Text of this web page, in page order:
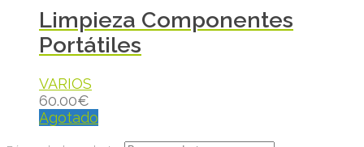
Limpieza Componentes
Portátiles
VARIOS
60.00€
Agotado